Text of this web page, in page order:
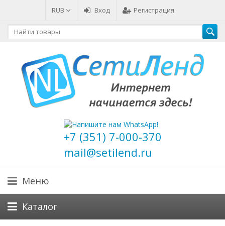
RUB Вход Регистрация
+7 (351) 7-000-370
mail@setilend.ru
Меню
Каталог